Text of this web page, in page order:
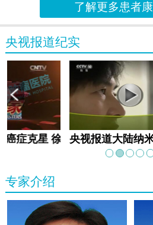
了解更多患者
央视报道纪实
癌症克星 徐克成
专家介绍